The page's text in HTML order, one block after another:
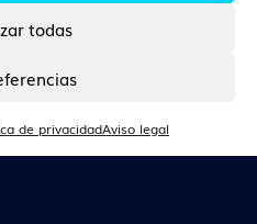
todas
de privacidadAviso legal